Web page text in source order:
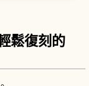
鬆復刻的